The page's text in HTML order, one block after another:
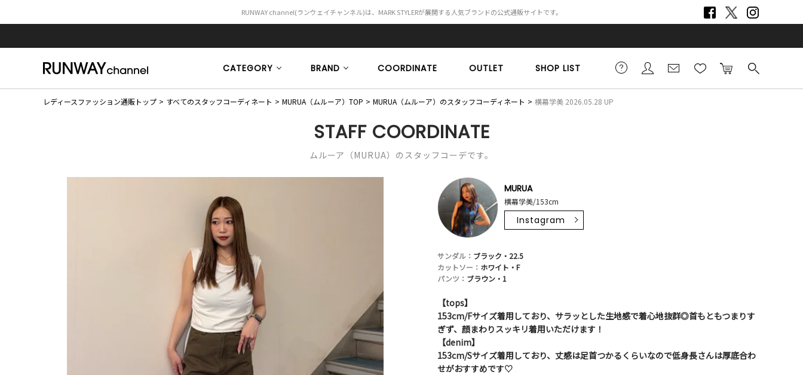
RUNWAY channel(ランウェイチャンネル)は、MARK STYLERが展開する人気ブランドの公式通販サイトです。
CATEGORY BRAND COORDINATE OUTLET SHOP LIST
レディースファッション通販トップ すべてのスタッフコーディネート MURUA（ムルーア）TOP MURUA（ムルーア）のスタッフコーディネート 横幕学美 2026.05.28 UP
STAFF COORDINATE
ムルーア（MURUA）のスタッフコーデです。
MURUA
横幕学美/153cm
Instagram
サンダル： ブラック・22.5
カットソー： ホワイト・F
パンツ： ブラウン・1
【tops】
153cm/Fサイズ着用しており、サラッとした生地感で着心地抜群◎首もともつまりす
ぎず、顔まわりスッキリ着用いただけます！
【denim】
153cm/Sサイズ着用しており、丈感は足首つかるくらいなので低身長さんは厚底合わ
せがおすすめです♡